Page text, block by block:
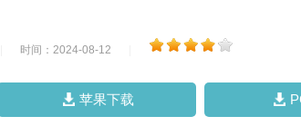
时间：2024-08-12
苹果下载